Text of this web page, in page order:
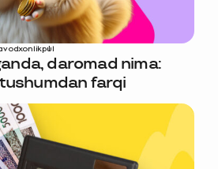
pul
daromad nima:
farqi